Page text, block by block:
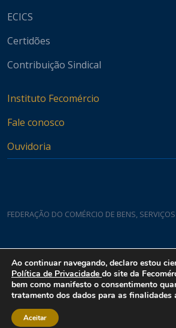
ECICS
Certidões
Contribuição Sindical
Instituto Fecomércio
Fale conosco
Ouvidoria
FEDERAÇÃO DO COMÉRCIO DE BENS,
Rua Padre João Damasceno, 1935 - Lagoa Nova
Ao continuar navegando, declaro estou
Política de Privacidade do site da
bem como manifesto o consentimento
tratamento dos dados para as finalidades
Aceitar